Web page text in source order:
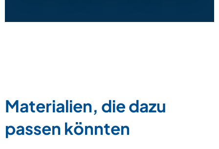
Materialien, die dazu
passen könnten